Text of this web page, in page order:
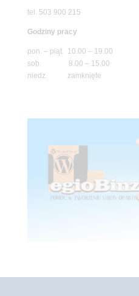
tel. 503 900 215
Godziny pracy
pon. – piąt. 10.00 – 19.00
sob. 8.00 – 15.00
niedz. zamknięte